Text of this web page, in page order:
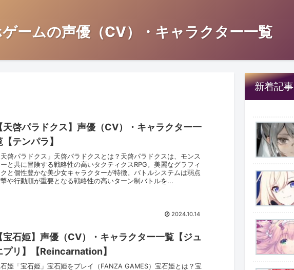
ームの声優（CV）・キャラクター一覧
天啓パラドクス】声優（CV）・キャラクター一
【テンパラ】
啓パラドクス」天啓パラドクスとは？天啓パラドクスは、モンス
と共に冒険する戦略性の高いタクティクスRPG。美麗なグラフィ
と個性豊かな美少女キャラクターが特徴。バトルシステムは弱点
や行動順が重要となる戦略性の高いターン制バトルを...
2024.10.14
宝石姫】声優（CV）・キャラクター一覧【ジュ
プリ】【Reincarnation】
姫「宝石姫」宝石姫をプレイ（FANZA GAMES）宝石姫とは？宝
新着記事